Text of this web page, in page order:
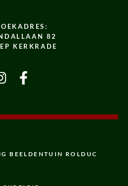
82
KERKRADE
BEELDENTUIN ROLDUC